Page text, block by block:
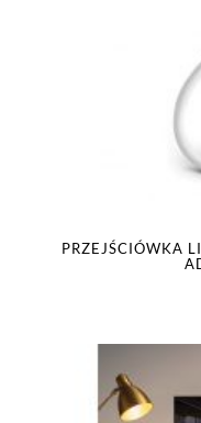
PRZEJŚCIÓWKA